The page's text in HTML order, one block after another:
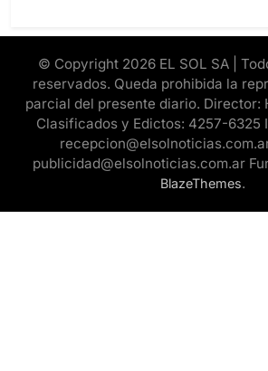
© Copyright 2026 EL SOL SA |
reservados. Queda prohibida la
parcial del presente diario. Director:
Clasificados y Edictos: 4257-6325
publicidad@elsolnoticias.com.ar
BlazeThemes.